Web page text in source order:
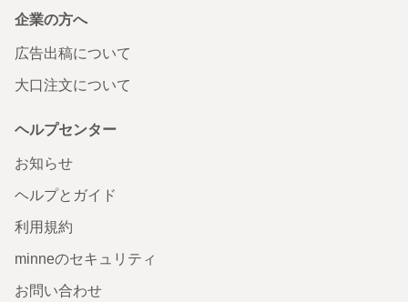
企業の方へ
広告出稿について
大口注文について
ヘルプセンター
お知らせ
ヘルプとガイド
利用規約
minneのセキュリティ
お問い合わせ